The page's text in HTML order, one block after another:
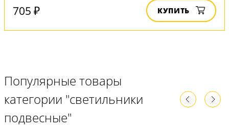
705 ₽ КУПИТЬ
Популярные товары
категории "светильники
подвесные"